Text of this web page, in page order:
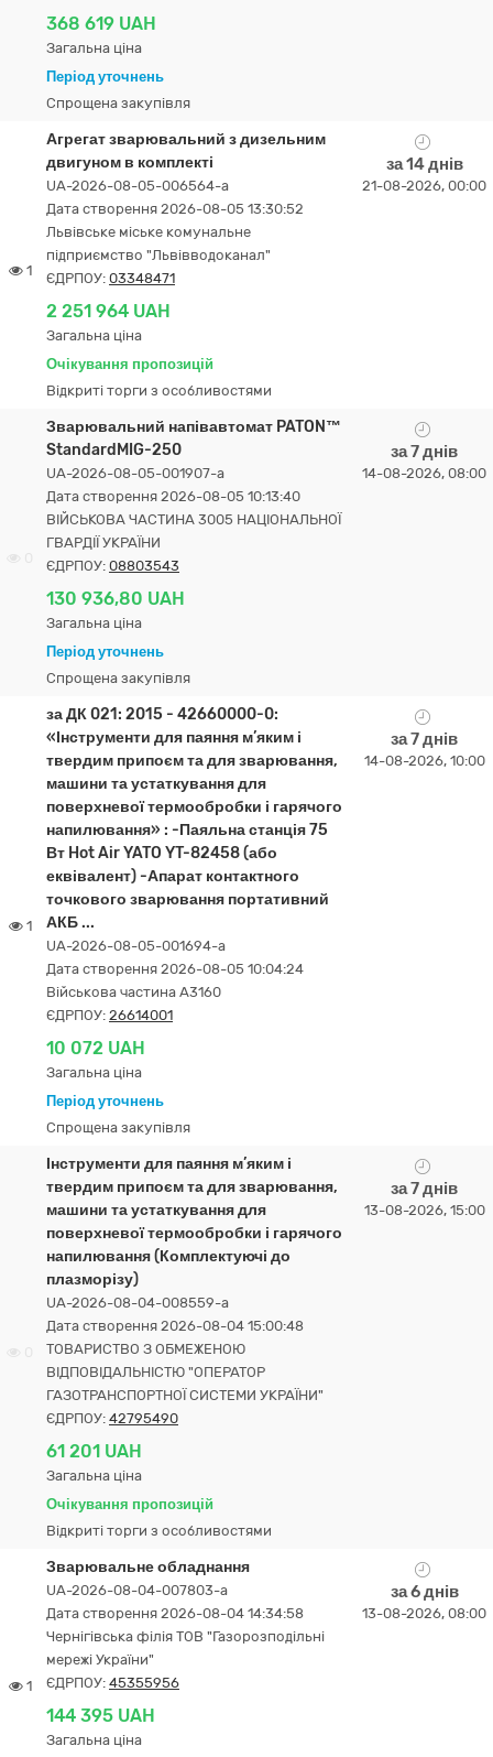
368 619 UAH
Загальна ціна
Період уточнень
Спрощена закупівля
1
Агрегат зварювальний з дизельним
двигуном в комплекті
UA-2026-08-05-006564-a
Дата створення 2026-08-05 13:30:52
Львівське міське комунальне
підприємство "Львівводоканал"
ЄДРПОУ: 03348471
2 251 964 UAH
Загальна ціна
Очікування пропозицій
Відкриті торги з особливостями
за 14 днів
21-08-2026, 00:00
Зварювальний напівавтомат PATON™
StandardMIG-250
UA-2026-08-05-001907-a
Дата створення 2026-08-05 10:13:40
ВІЙСЬКОВА ЧАСТИНА 3005 НАЦІОНАЛЬНОЇ
ГВАРДІЇ УКРАЇНИ
ЄДРПОУ: 08803543
130 936,80 UAH
Загальна ціна
Період уточнень
Спрощена закупівля
за 7 днів
14-08-2026, 08:00
1
за ДК 021: 2015 - 42660000-0:
«Інструменти для паяння м’яким і
твердим припоєм та для зварювання,
машини та устаткування для
поверхневої термообробки і гарячого
напилювання» : -Паяльна станція 75
Вт Hot Air YATO YT-82458 (або
еквівалент) -Апарат контактного
точкового зварювання портативний
АКБ ...
UA-2026-08-05-001694-a
Дата створення 2026-08-05 10:04:24
Військова частина А3160
ЄДРПОУ: 26614001
10 072 UAH
Загальна ціна
Період уточнень
Спрощена закупівля
за 7 днів
14-08-2026, 10:00
Інструменти для паяння м’яким і
твердим припоєм та для зварювання,
машини та устаткування для
поверхневої термообробки і гарячого
напилювання (Комплектуючі до
плазморізу)
UA-2026-08-04-008559-a
Дата створення 2026-08-04 15:00:48
ТОВАРИСТВО З ОБМЕЖЕНОЮ
ВІДПОВІДАЛЬНІСТЮ "ОПЕРАТОР
ГАЗОТРАНСПОРТНОЇ СИСТЕМИ УКРАЇНИ"
ЄДРПОУ: 42795490
61 201 UAH
Загальна ціна
Очікування пропозицій
Відкриті торги з особливостями
за 7 днів
13-08-2026, 15:00
1
Зварювальне обладнання
UA-2026-08-04-007803-a
Дата створення 2026-08-04 14:34:58
Чернігівська філія ТОВ "Газорозподільні
мережі України"
ЄДРПОУ: 45355956
144 395 UAH
Загальна ціна
за 6 днів
13-08-2026, 08:00